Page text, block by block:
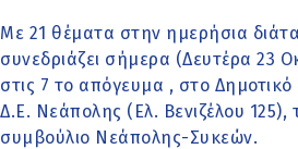
Με 21 θέματα στην ημερήσια
συνεδριάζει σήμερα (Δευτέρα 23
στις 7 το απόγευμα , στο
Δ.Ε. Νεάπολης (Ελ. Βενιζέλου 125),
συμβούλιο Νεάπολης-Συκεών.